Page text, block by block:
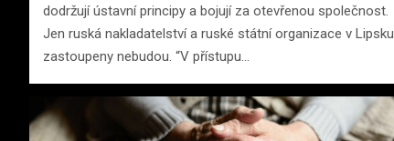
dodržují ústavní principy a bojují za otevřenou společnost.
Jen ruská nakladatelství a ruské státní organizace v Lipsku
zastoupeny nebudou. “V přístupu…